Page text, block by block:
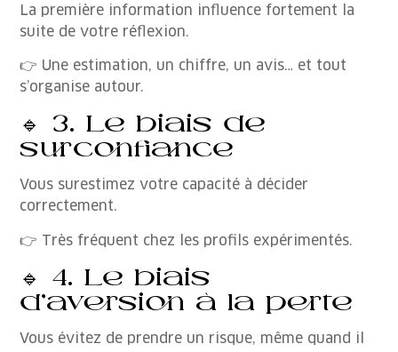
La première information influence fortement la
suite de votre réflexion.
👉 Une estimation, un chiffre, un avis… et tout
s’organise autour.
🔹 3. Le biais de
surconfiance
Vous surestimez votre capacité à décider
correctement.
👉 Très fréquent chez les profils expérimentés.
🔹 4. Le biais
d’aversion à la perte
Vous évitez de prendre un risque, même quand il